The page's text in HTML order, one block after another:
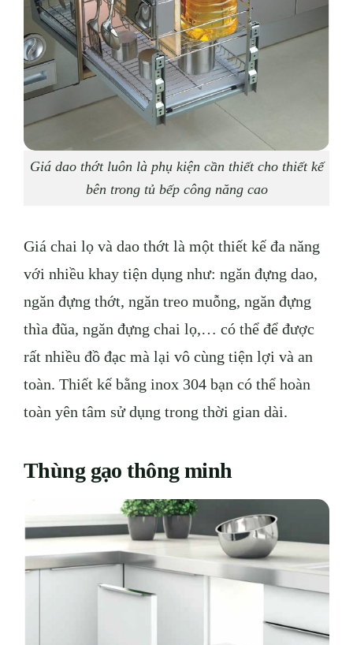
Giá dao thớt luôn là phụ kiện cần thiết cho thiết kế
bên trong tủ bếp công năng cao
Giá chai lọ và dao thớt là một thiết kế đa năng
với nhiều khay tiện dụng như: ngăn đựng dao,
ngăn đựng thớt, ngăn treo muỗng, ngăn đựng
thìa đũa, ngăn đựng chai lọ,… có thể để được
rất nhiều đồ đạc mà lại vô cùng tiện lợi và an
toàn. Thiết kế bằng inox 304 bạn có thể hoàn
toàn yên tâm sử dụng trong thời gian dài.
Thùng gạo thông minh